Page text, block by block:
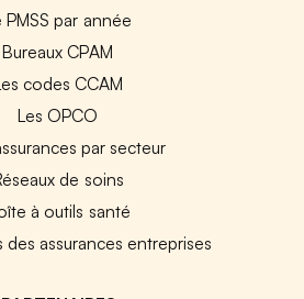
PMSS par année
Bureaux CPAM
codes CCAM
Les OPCO
par secteur
de soins
à outils santé
des assurances entreprises